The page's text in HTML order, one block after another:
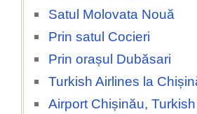
Satul Molovata Nouă
Prin satul Cocieri
Prin orașul Dubăsari
Turkish Airlines la
Airport Chișinău,